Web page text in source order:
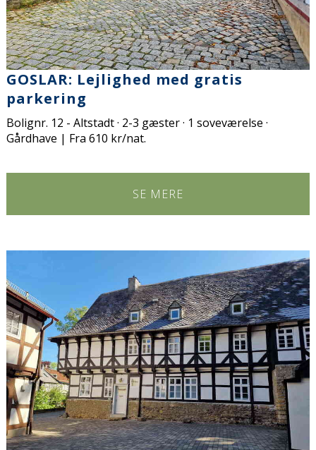
GOSLAR: Lejlighed med gratis
parkering
Bolignr. 12 - Altstadt · 2-3 gæster · 1 soveværelse ·
Gårdhave | Fra 610 kr/nat.
SE MERE